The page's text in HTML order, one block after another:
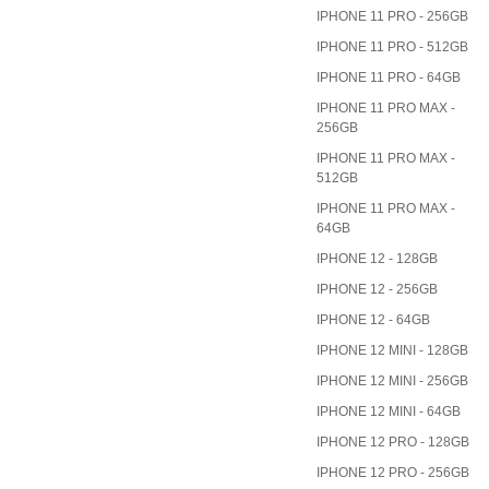
IPHONE 11 PRO - 256GB
IPHONE 11 PRO - 512GB
IPHONE 11 PRO - 64GB
IPHONE 11 PRO MAX -
256GB
IPHONE 11 PRO MAX -
512GB
IPHONE 11 PRO MAX -
64GB
IPHONE 12 - 128GB
IPHONE 12 - 256GB
IPHONE 12 - 64GB
IPHONE 12 MINI - 128GB
IPHONE 12 MINI - 256GB
IPHONE 12 MINI - 64GB
IPHONE 12 PRO - 128GB
IPHONE 12 PRO - 256GB